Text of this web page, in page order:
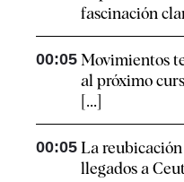
fascinación
00:05 Movimientos
al próximo
[...]
00:05 La
llegados a